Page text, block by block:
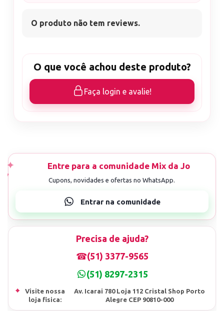
O produto não tem reviews.
O que você achou deste produto?
Faça login e avalie!
Precisa de ajuda?
☎(51) 3377-9565
(51) 8297-2315
⌖
Visite nossa
loja fisica:
Av. Icarai 780 Loja 112 Cristal Shop Porto
Alegre CEP 90810-000